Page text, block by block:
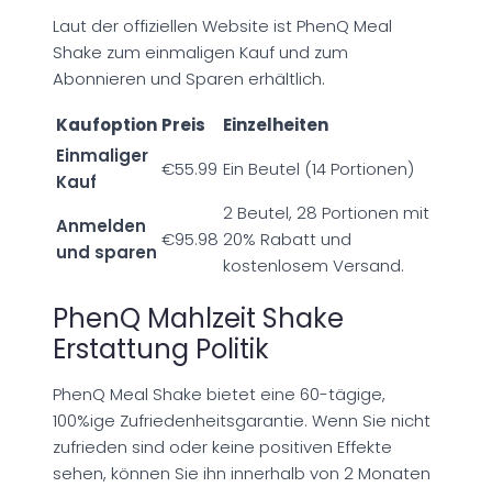
Laut der offiziellen Website ist PhenQ Meal
Shake zum einmaligen Kauf und zum
Abonnieren und Sparen erhältlich.
Kaufoption Preis
Einzelheiten
Einmaliger
Kauf
€55.99 Ein Beutel (14 Portionen)
Anmelden
und sparen
€95.98
2 Beutel, 28 Portionen mit
20% Rabatt und
kostenlosem Versand.
PhenQ Mahlzeit Shake
Erstattung Politik
PhenQ Meal Shake bietet eine 60-tägige,
100%ige Zufriedenheitsgarantie. Wenn Sie nicht
zufrieden sind oder keine positiven Effekte
sehen, können Sie ihn innerhalb von 2 Monaten